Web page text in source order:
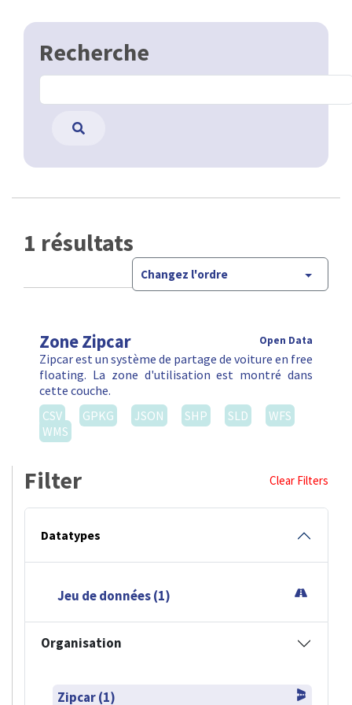
Recherche
1 résultats
Changez l'ordre
Zone Zipcar Open Data
Zipcar est un système de partage de voiture en free
floating. La zone d'utilisation est montré dans
cette couche.
CSV
GPKG JSON SHP SLD
WFS
WMS
Filter Clear Filters
Datatypes
Jeu de données (1)
Organisation
Zipcar (1)